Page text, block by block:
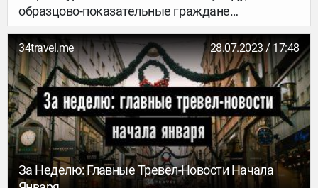
образцово-показательные граждане
вычеркивают страны из списка «Путешествия
2019» и записывают новые направления в свой
wishlist. Тем временем мы проверяем, какие
тревел-тренды прошлого года оказались
верными, заглядываем в будущее и делаем
ставки на то, какими будут поездки в
следующем году. Экотуризм и персонализация
данных остаются важной частью новой
культуры путешествий, а вдобавок к ним тебя
ждут веган-трипы, виртуальная реальность и
34travel.me 28.07.2023 / 17:48
За Неделю: Главные Тревел-Новости Начала